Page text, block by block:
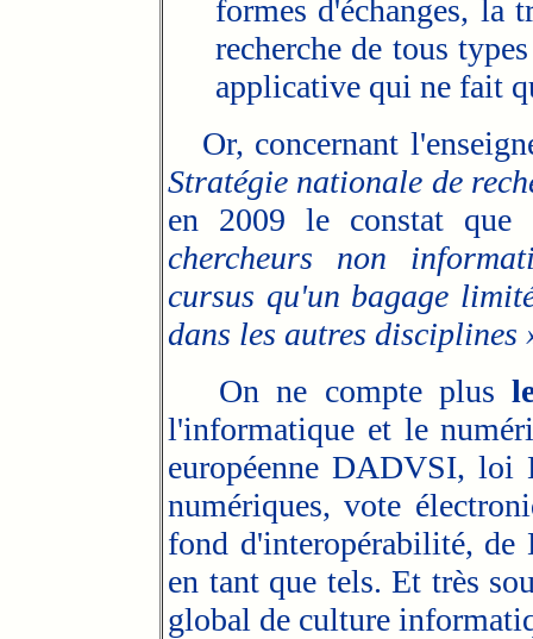
formes d'échanges, la
recherche de tous
applicative qui ne fait
Or, concernant
Stratégie nationale de
en 2009 le constat que
chercheurs non
cursus qu'un bagage
dans les autres disciplines
On ne compte plus
l'informatique et le
européenne DADVSI, loi
numériques, vote
fond d'interopérabilité, de
en tant que tels. Et très
global de culture